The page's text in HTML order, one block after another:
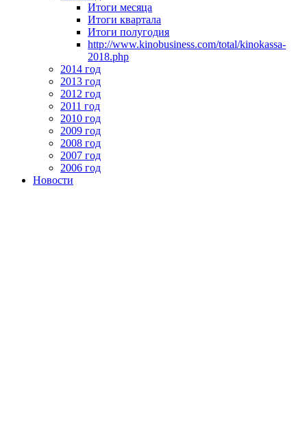
Итоги месяца
Итоги квартала
Итоги полугодия
http://www.kinobusiness.com/total/kinokassa-
2018.php
2014 год
2013 год
2012 год
2011 год
2010 год
2009 год
2008 год
2007 год
2006 год
Новости